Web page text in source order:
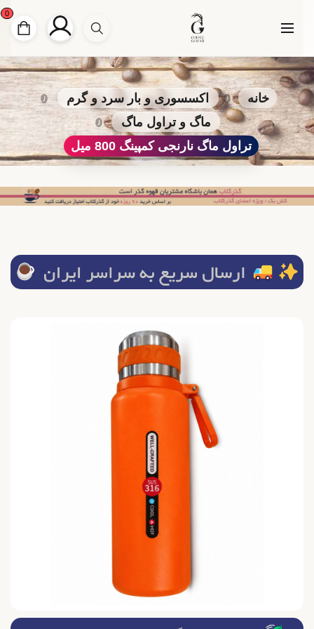
خانه
اکسسوری و بار سرد و گرم
ماگ و تراول ماگ
تراول ماگ نارنجی کمپینگ 800 میل